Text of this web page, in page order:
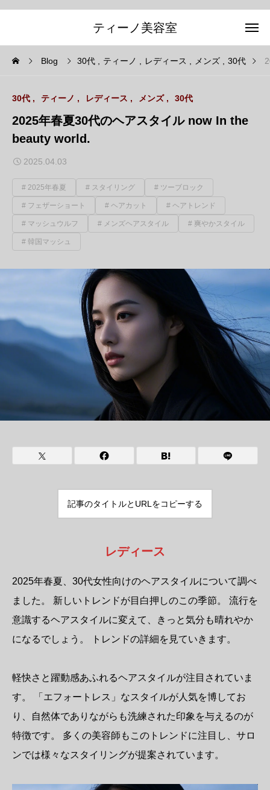
ティーノ美容室
Blog 30代 ティーノ レディース メンズ 30代
30代 ティーノ レディース メンズ 30代
2025年春夏30代のヘアスタイル now In the
beauty world.
2025.04.03
2025年春夏 スタイリング ツーブロック
フェザーショート ヘアカット ヘアトレンド
マッシュウルフ メンズヘアスタイル 爽やかスタイル
韓国マッシュ
記事のタイトルとURLをコピーする
レディース
2025年春夏、30代女性向けのヘアスタイルについて調べ
ました。 新しいトレンドが目白押しのこの季節。 流行を
意識するヘアスタイルに変えて、きっと気分も晴れやか
になるでしょう。 トレンドの詳細を見ていきます。
軽快さと躍動感あふれるヘアスタイルが注目されていま
す。 「エフォートレス」なスタイルが人気を博してお
り、自然体でありながらも洗練された印象を与えるのが
特徴です。 多くの美容師もこのトレンドに注目し、サロ
ンでは様々なスタイリングが提案されています。